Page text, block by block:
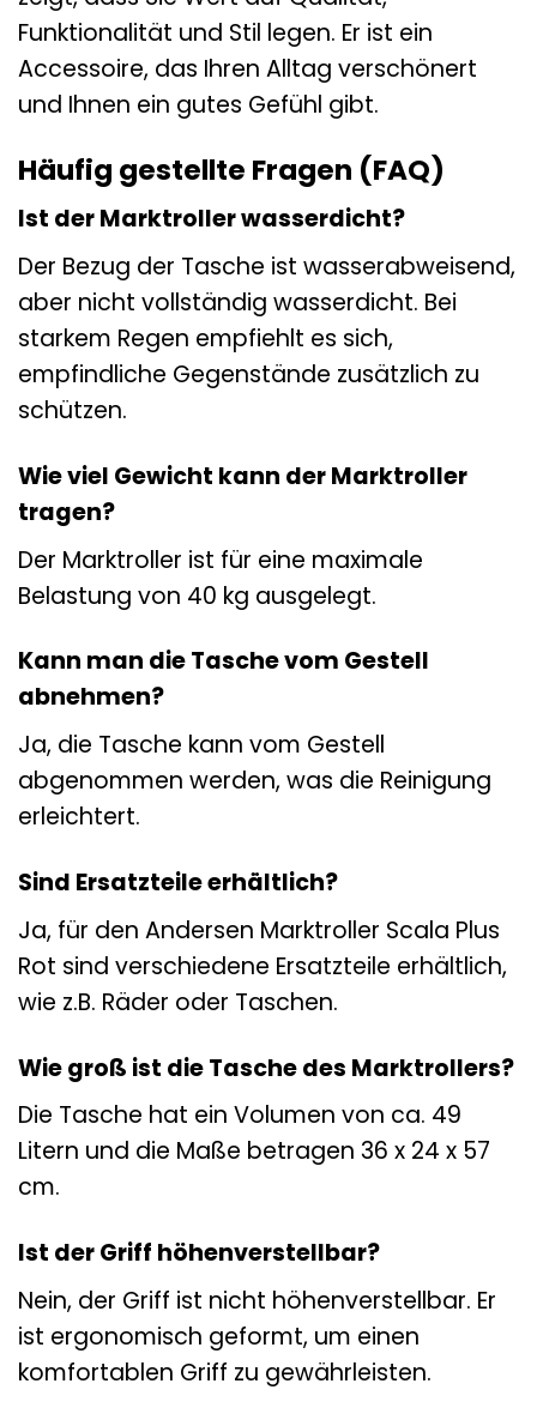
Funktionalität und Stil legen. Er ist ein
Accessoire, das Ihren Alltag verschönert
und Ihnen ein gutes Gefühl gibt.
Häufig gestellte Fragen (FAQ)
Ist der Marktroller wasserdicht?
Der Bezug der Tasche ist wasserabweisend,
aber nicht vollständig wasserdicht. Bei
starkem Regen empfiehlt es sich,
empfindliche Gegenstände zusätzlich zu
schützen.
Wie viel Gewicht kann der Marktroller
tragen?
Der Marktroller ist für eine maximale
Belastung von 40 kg ausgelegt.
Kann man die Tasche vom Gestell
abnehmen?
Ja, die Tasche kann vom Gestell
abgenommen werden, was die Reinigung
erleichtert.
Sind Ersatzteile erhältlich?
Ja, für den Andersen Marktroller Scala Plus
Rot sind verschiedene Ersatzteile erhältlich,
wie z.B. Räder oder Taschen.
Wie groß ist die Tasche des Marktrollers?
Die Tasche hat ein Volumen von ca. 49
Litern und die Maße betragen 36 x 24 x 57
cm.
Ist der Griff höhenverstellbar?
Nein, der Griff ist nicht höhenverstellbar. Er
ist ergonomisch geformt, um einen
komfortablen Griff zu gewährleisten.